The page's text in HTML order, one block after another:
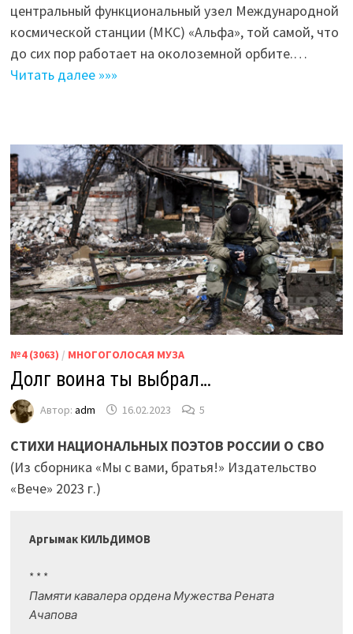
центральный функциональный узел Международной
космической станции (МКС) «Альфа», той самой, что
до сих пор работает на околоземной орбите.…
Читать далее »»»
№4 (3063) / МНОГОГОЛОСАЯ МУЗА
Долг воина ты выбрал…
Автор: adm 16.02.2023 5
СТИХИ НАЦИОНАЛЬНЫХ ПОЭТОВ РОССИИ О СВО
(Из сборника «Мы с вами, братья!» Издательство
«Вече» 2023 г.)
Аргымак КИЛЬДИМОВ
* * *
Памяти кавалера ордена Мужества Рената
Ачапова